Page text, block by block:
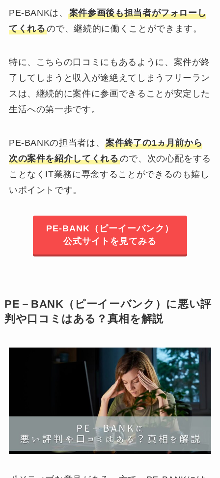
PE-BANKは、 案件参画後も担当者がフォローし
てくれるので、継続的に働くことができます。
特に、こちらの口コミにもあるように、案件が終
了してしまうと収入が途絶えてしまうフリーラン
スは、継続的に案件に参画できることが安定した
生活への第一歩です。
PE-BANKの担当者は、案件終了の1ヵ月前から
次の案件を紹介してくれるので、次の心配をする
ことなくIT業務に専念することができるのも嬉し
いポイントです。
PE-BANK（ピーイーバンク）
公式サイトを見てみる
PE－BANK（ピーイーバンク）に悪い評
判や口コミはある？真相を解説